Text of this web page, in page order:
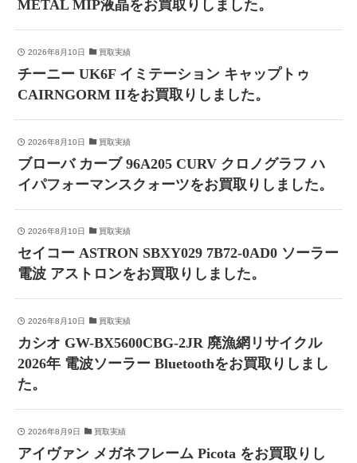
METAL MIP液晶をお買取りしました。
2026年8月10日 買取実績
チーニー UK6F イミテーション キャップトゥ
CAIRNGORM IIをお買取りしました。
2026年8月10日 買取実績
ブローバ カーブ 96A205 CURV クロノグラフ ハ
イパフォーマンスクォーツをお買取りしました。
2026年8月10日 買取実績
セイコー ASTRON SBXY029 7B72-0AD0 ソーラー
電波 アストロンをお買取りしました。
2026年8月10日 買取実績
カシオ GW-BX5600CBG-2JR 廃漁網リサイクル
2026年 電波ソーラー Bluetoothをお買取りしまし
た。
2026年8月9日 買取実績
アイヴァン メガネフレーム Picota をお買取りし